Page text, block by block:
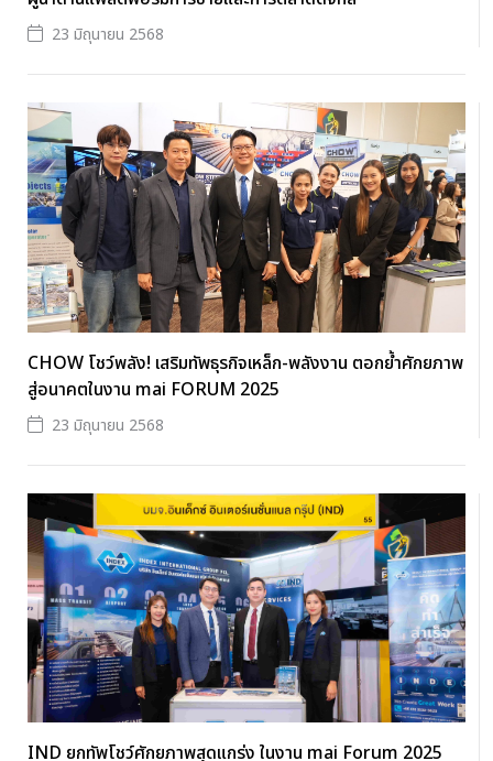
23 มิถุนายน 2568
CHOW โชว์พลัง! เสริมทัพธุรกิจเหล็ก-พลังงาน ตอกย้ำศักยภาพ
สู่อนาคตในงาน mai FORUM 2025
23 มิถุนายน 2568
IND ยกทัพโชว์ศักยภาพสุดแกร่ง ในงาน mai Forum 2025